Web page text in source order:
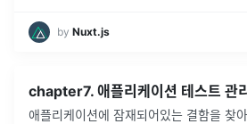
by Nuxt.js
chapter7. 애플리케이션 테스트 관
애플리케이션에 잠재되어있는 결함을 찾